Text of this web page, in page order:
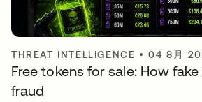
THREAT INTELLIGENCE •04 8月
Free tokens for sale: How
fraud